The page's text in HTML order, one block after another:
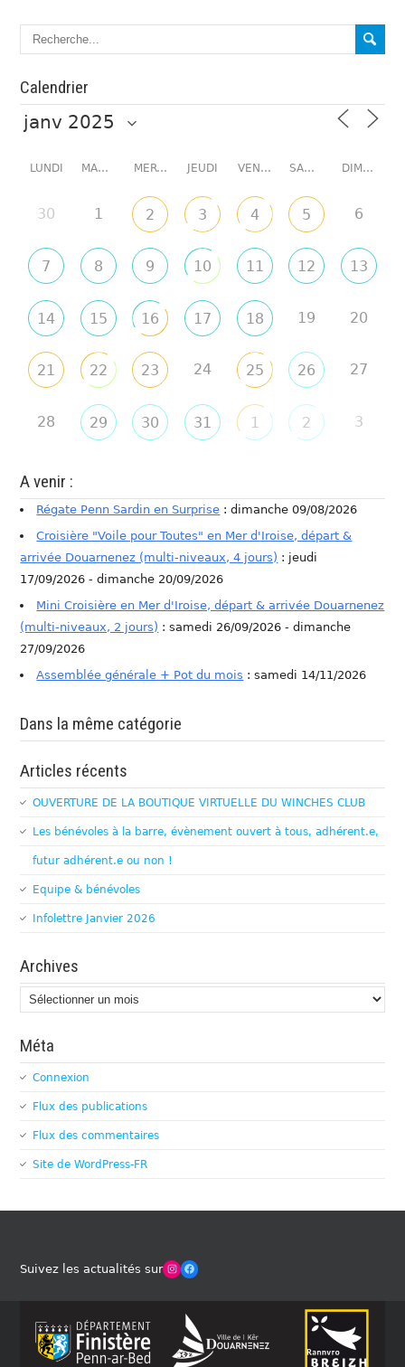
Calendrier
LUNDI MARDI MERCREDI JEUDI VENDREDI SAMEDI DIMANCHE
30 1 2 3 4 5 6
7 8 9 10 11 12 13
14 15 16 17 18 19 20
21 22 23 24 25 26 27
28 29 30 31 1 2 3
A venir :
Régate Penn Sardin en Surprise : dimanche 09/08/2026
Croisière "Voile pour Toutes" en Mer d'Iroise, départ &
arrivée Douarnenez (multi-niveaux, 4 jours) : jeudi
17/09/2026 - dimanche 20/09/2026
Mini Croisière en Mer d'Iroise, départ & arrivée Douarnenez
(multi-niveaux, 2 jours) : samedi 26/09/2026 - dimanche
27/09/2026
Assemblée générale + Pot du mois : samedi 14/11/2026
Dans la même catégorie
Articles récents
OUVERTURE DE LA BOUTIQUE VIRTUELLE DU WINCHES CLUB
Les bénévoles à la barre, évènement ouvert à tous, adhérent.e,
futur adhérent.e ou non !
Equipe & bénévoles
Infolettre Janvier 2026
Archives
Archives
Méta
Connexion
Flux des publications
Flux des commentaires
Site de WordPress-FR
Suivez les actualités surWinches Club OfficielFacebook